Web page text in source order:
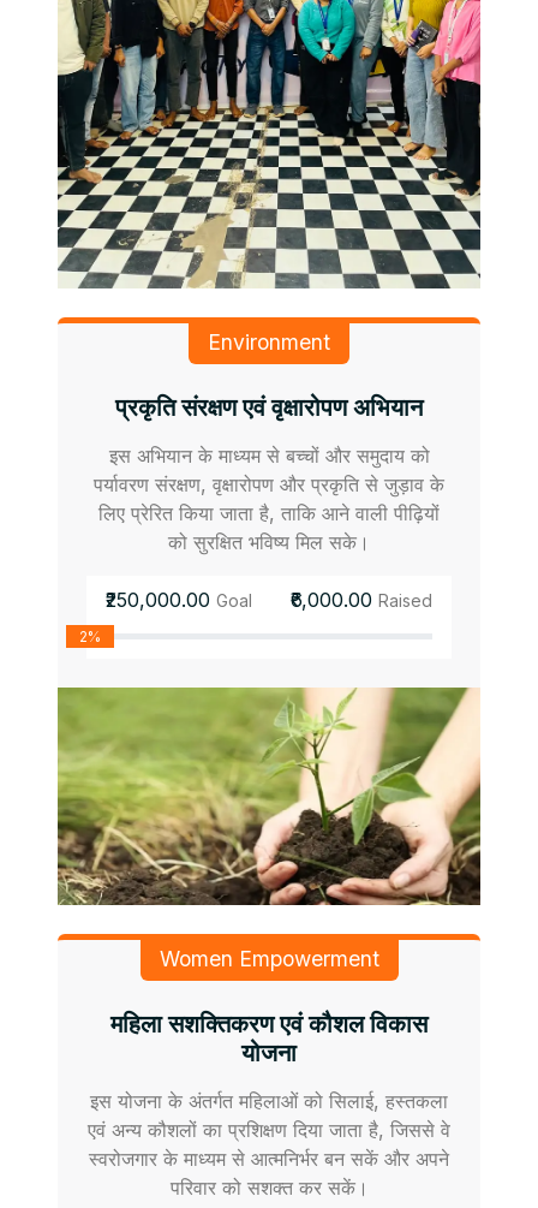
Environment
प्रकृति संरक्षण एवं वृक्षारोपण अभियान
इस अभियान के माध्यम से बच्चों और समुदाय को
पर्यावरण संरक्षण, वृक्षारोपण और प्रकृति से जुड़ाव के
लिए प्रेरित किया जाता है, ताकि आने वाली पीढ़ियों
को सुरक्षित भविष्य मिल सके।
₹250,000.00 Goal ₹6,000.00 Raised
2%
Women Empowerment
महिला सशक्तिकरण एवं कौशल विकास
योजना
इस योजना के अंतर्गत महिलाओं को सिलाई, हस्तकला
एवं अन्य कौशलों का प्रशिक्षण दिया जाता है, जिससे वे
स्वरोजगार के माध्यम से आत्मनिर्भर बन सकें और अपने
परिवार को सशक्त कर सकें।